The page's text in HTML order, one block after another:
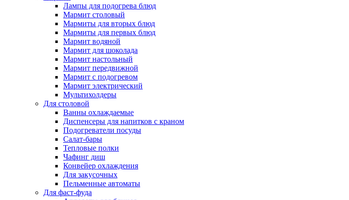
Лампы для подогрева блюд
Мармит столовый
Мармиты для вторых блюд
Мармиты для первых блюд
Мармит водяной
Мармит для шоколада
Мармит настольный
Мармит передвижной
Мармит с подогревом
Мармит электрический
Мультихолдеры
Для столовой
Ванны охлаждаемые
Диспенсеры для напитков с краном
Подогреватели посуды
Салат-бары
Тепловые полки
Чафинг диш
Конвейер охлаждения
Для закусочных
Пельменные автоматы
Для фаст-фуда